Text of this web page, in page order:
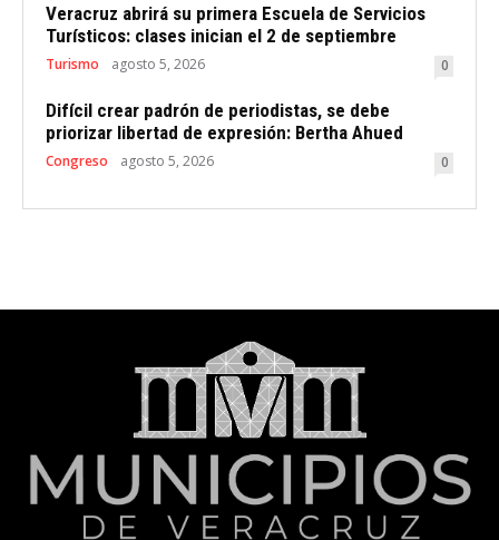
Veracruz abrirá su primera Escuela de Servicios
Turísticos: clases inician el 2 de septiembre
Turismo agosto 5, 2026 0
Difícil crear padrón de periodistas, se debe
priorizar libertad de expresión: Bertha Ahued
Congreso agosto 5, 2026 0